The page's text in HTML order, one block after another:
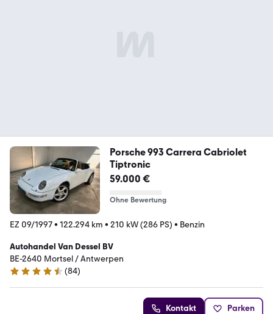
Porsche 993 Carrera Cabriolet
Tiptronic
59.000 €
Ohne Bewertung
EZ 09/1997• 122.294 km • 210 kW (286 PS) • Benzin
Autohandel Van Dessel BV
BE-2640 Mortsel / Antwerpen
4.7 Sterne
(84)
Kontakt Parken